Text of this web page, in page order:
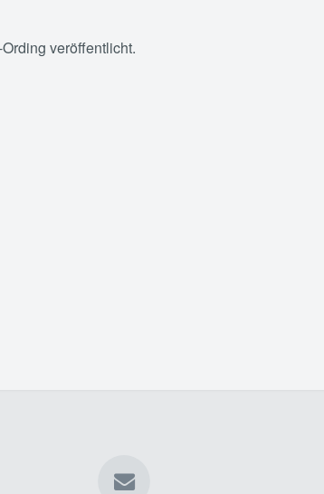
veröffentlicht.